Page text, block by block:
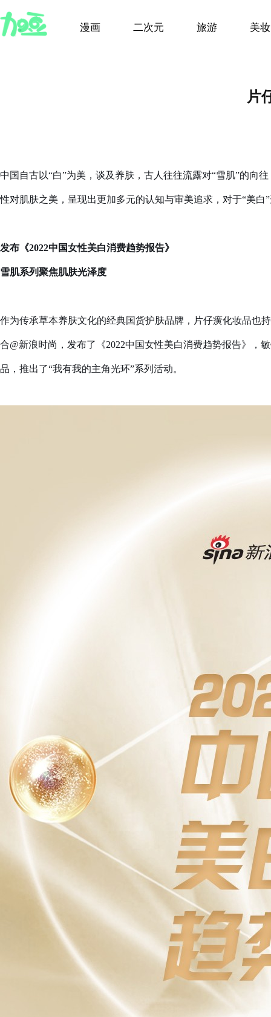
漫画 二次元 旅游 美妆
片
中国自古以“白”为美，谈及养肤，古人往往流露对“雪肌”的向
性对肌肤之美，呈现出更加多元的认知与审美追求，对于“美
发布《2022中国女性美白消费趋势报告》
雪肌系列聚焦肌肤光泽度
作为传承草本养肤文化的经典国货护肤品牌，片仔癀化妆品也
合@新浪时尚，发布了《2022中国女性美白消费趋势报告》，
品，推出了“我有我的主角光环”系列活动。